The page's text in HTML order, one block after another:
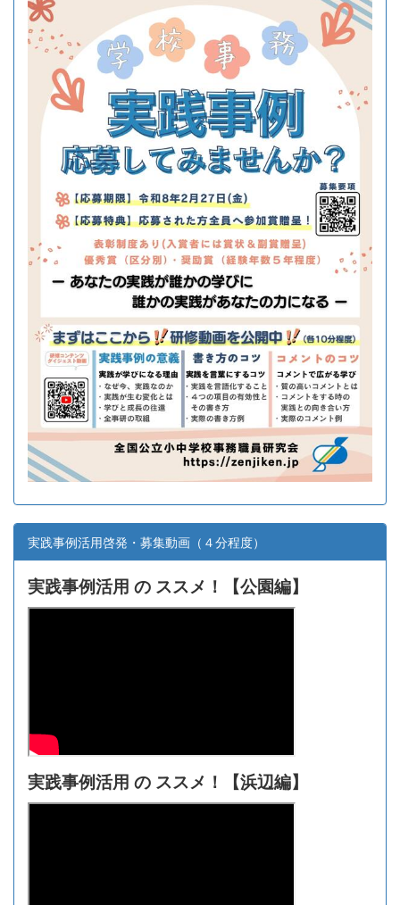
実践事例活用啓発・募集動画（４分程度）
実践事例活用 の ススメ！【公園編】
実践事例活用 の ススメ！【浜辺編】